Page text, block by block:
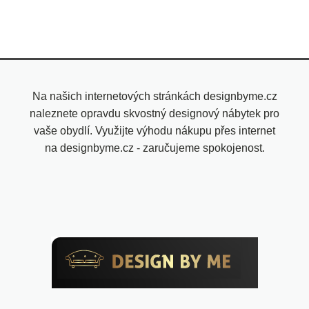
Na našich internetových stránkách designbyme.cz
naleznete opravdu skvostný designový nábytek pro
vaše obydlí. Využijte výhodu nákupu přes internet
na designbyme.cz - zaručujeme spokojenost.